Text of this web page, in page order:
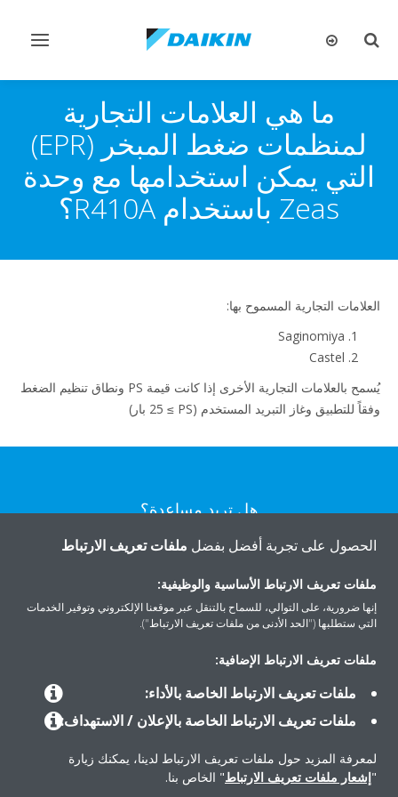
تبديل
تبديل
ما هي العلامات التجارية
لمنظمات ضغط المبخر (EPR)
التي يمكن استخدامها مع وحدة
Zeas باستخدام R410A؟
العلامات التجارية المسموح بها:
Saginomiya
Castel
يُسمح بالعلامات التجارية الأخرى إذا كانت قيمة PS ونطاق تنظيم الضغط
وفقاً للتطبيق وغاز التبريد المستخدم (PS‏ ≥ 25 بار)
هل تريد مساعدة؟
المنتجات
الحصول على تجربة أفضل بفضل ملفات تعريف الارتباط
ملفات تعريف الارتباط الأساسية والوظيفية:
إنها ضرورية، على التوالي، للسماح بالتنقل عبر موقعنا الإلكتروني وتوفير الخدمات
التي ستطلبها ("الحد الأدنى من ملفات تعريف الارتباط").
ملفات تعريف الارتباط الإضافية:
ملفات تعريف الارتباط الخاصة بالأداء:
ملفات تعريف الارتباط الخاصة بالإعلان / الاستهداف:
لمعرفة المزيد حول ملفات تعريف الارتباط لدينا، يمكنك زيارة
"إشعار ملفات تعريف الارتباط" الخاص بنا.